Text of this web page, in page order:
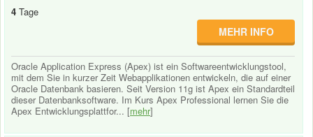
4 Tage
MEHR INFO
Oracle Application Express (Apex) ist ein Softwareentwicklungstool,
mit dem Sie in kurzer Zeit Webapplikationen entwickeln, die auf einer
Oracle Datenbank basieren. Seit Version 11g ist Apex ein Standardteil
dieser Datenbanksoftware. Im Kurs Apex Professional lernen Sie die
Apex Entwicklungsplattfor... [mehr]